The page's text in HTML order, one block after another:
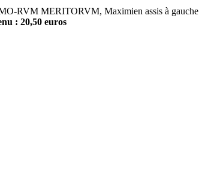
RVM MERITORVM, Maximien assis à gauche
: 20,50 euros